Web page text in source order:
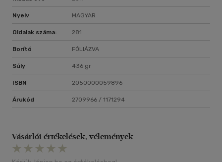
Nyelv MAGYAR
Oldalak száma: 281
Borító FÓLIÁZVA
Súly 436 gr
ISBN 2050000059896
Árukód 2709966 / 1171294
Vásárlói értékelések, vélemények